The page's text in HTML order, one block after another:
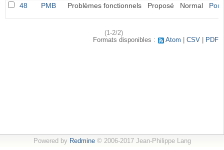
48
PMB Problèmes fonctionnels Proposé Normal
(1-2/2)
Formats disponibles :
Atom CSV PDF
Powered by Redmine© 2006-2017 Jean-Philippe Lang